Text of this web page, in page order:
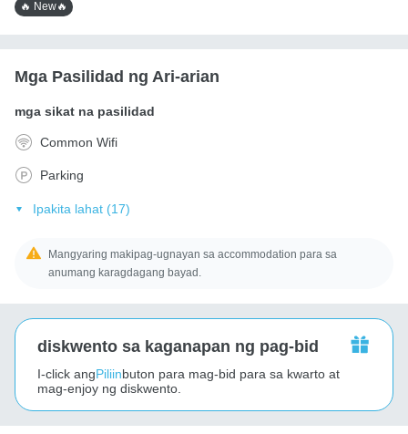
🔥 New🔥
Mga Pasilidad ng Ari-arian
mga sikat na pasilidad
Common Wifi
Parking
Ipakita lahat (17)
Mangyaring makipag-ugnayan sa accommodation para sa
anumang karagdagang bayad.
diskwento sa kaganapan ng pag-bid
I-click angPiliinbuton para mag-bid para sa kwarto at
mag-enjoy ng diskwento.